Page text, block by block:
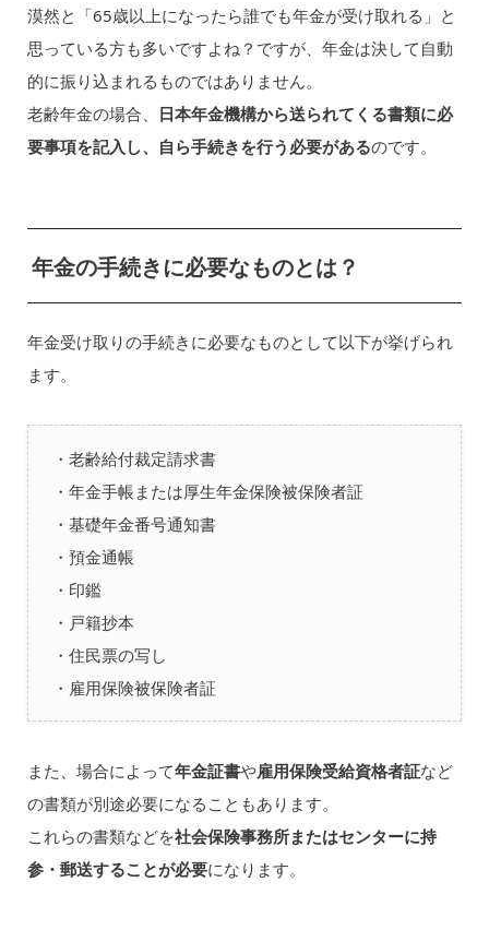
漠然と「65歳以上になったら誰でも年金が受け取れる」と
思っている方も多いですよね？ですが、年金は決して自動
的に振り込まれるものではありません。
老齢年金の場合、
日本年金機構から送られてくる書類に必
要事項を記入し、自ら手続きを行う必要があるのです。
年金の手続きに必要なものとは？
年金受け取りの手続きに必要なものとして以下が挙げられ
ます。
・老齢給付裁定請求書
・年金手帳または厚生年金保険被保険者証
・基礎年金番号通知書
・預金通帳
・印鑑
・戸籍抄本
・住民票の写し
・雇用保険被保険者証
また、場合によって年金証書や雇用保険受給資格者証など
の書類が別途必要になることもあります。
これらの書類などを社会保険事務所またはセンターに持
参・郵送することが必要になります。